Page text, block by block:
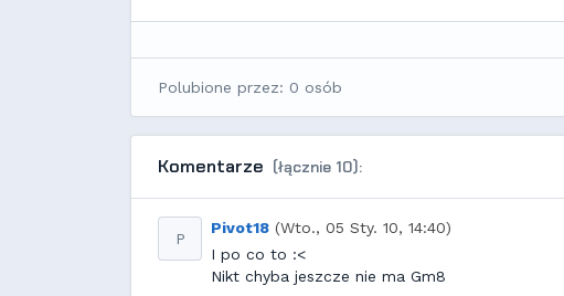
Polubione przez: 0 osób
Komentarze (łącznie 10):
P
Pivot18 (Wto., 05 Sty. 10, 14:40)
I po co to :<
Nikt chyba jeszcze nie ma Gm8